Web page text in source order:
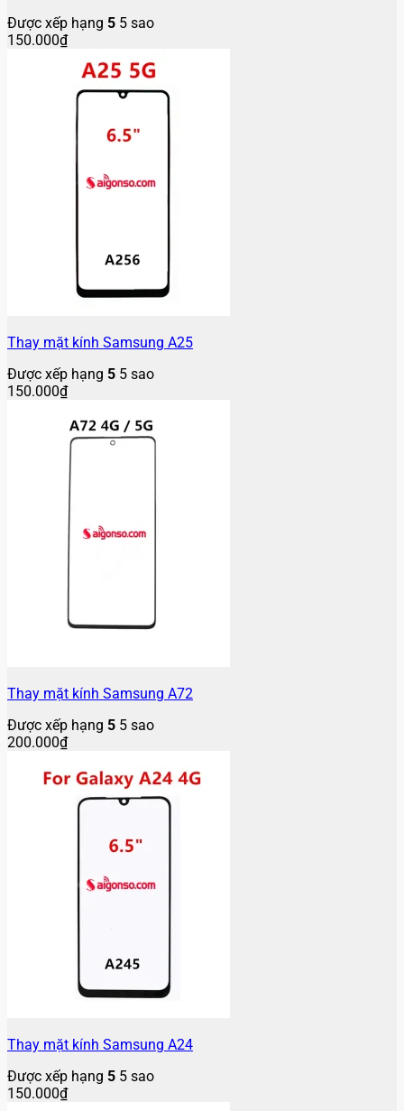
Được xếp hạng 5 5 sao
150.000₫
Thay mặt kính Samsung A25
Được xếp hạng 5 5 sao
150.000₫
Thay mặt kính Samsung A72
Được xếp hạng 5 5 sao
200.000₫
Thay mặt kính Samsung A24
Được xếp hạng 5 5 sao
150.000₫